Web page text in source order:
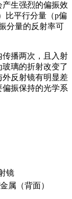
生强烈的偏振效
比平行分量（p偏
分量的反射率可
播两次，且入射
璃的折射改变了
反射镜有明显差
振保持的光学系
镜
金属（背面）